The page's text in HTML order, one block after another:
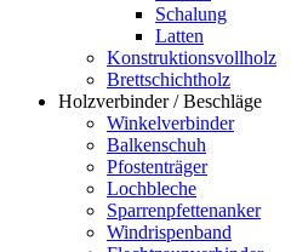
Schalung
Latten
Konstruktionsvollholz
Brettschichtholz
Holzverbinder / Beschläge
Winkelverbinder
Balkenschuh
Pfostenträger
Lochbleche
Sparrenpfettenanker
Windrispenband